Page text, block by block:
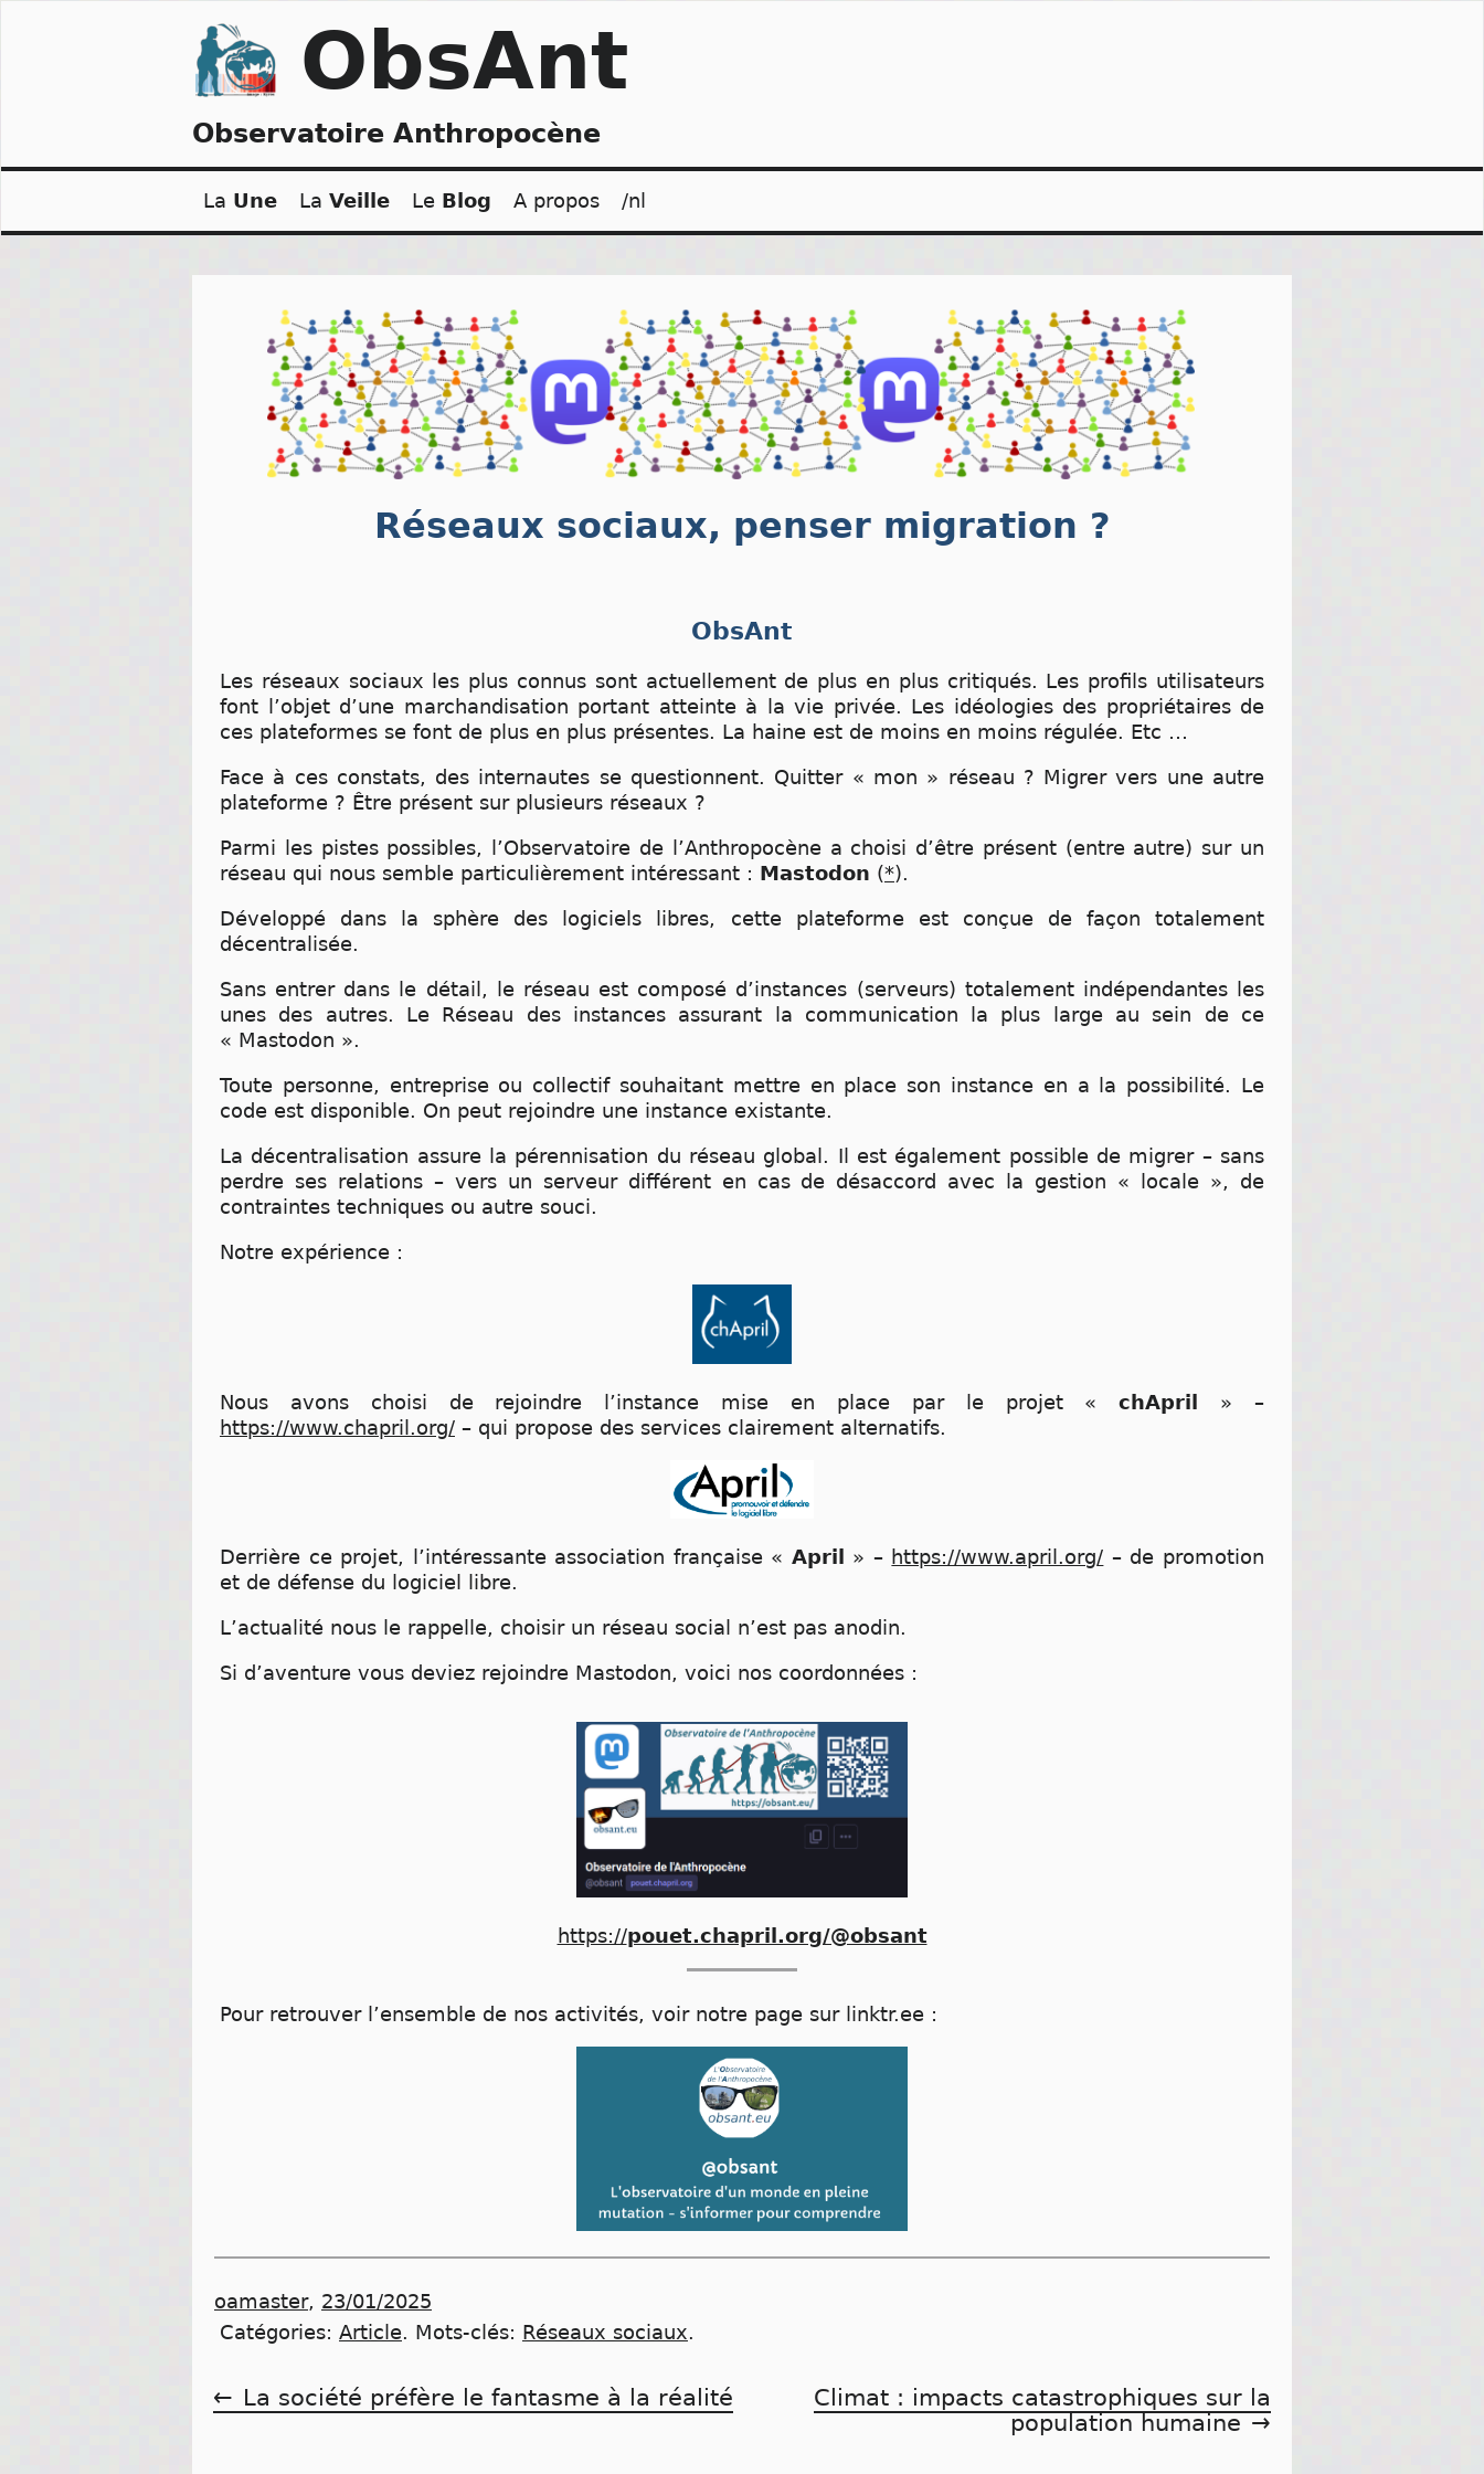
ObsAnt
Observatoire Anthropocène
La Une La Veille Le Blog A propos /nl
Réseaux sociaux, penser migration ?
ObsAnt
Les réseaux sociaux les plus connus sont actuellement de plus en plus critiqués. Les profils utilisateurs
font l’objet d’une marchandisation portant atteinte à la vie privée. Les idéologies des propriétaires de
ces plateformes se font de plus en plus présentes. La haine est de moins en moins régulée. Etc …
Face à ces constats, des internautes se questionnent. Quitter « mon » réseau ? Migrer vers une autre
plateforme ? Être présent sur plusieurs réseaux ?
Parmi les pistes possibles, l’Observatoire de l’Anthropocène a choisi d’être présent (entre autre) sur un
réseau qui nous semble particulièrement intéressant : Mastodon (*).
Développé dans la sphère des logiciels libres, cette plateforme est conçue de façon totalement
décentralisée.
Sans entrer dans le détail, le réseau est composé d’instances (serveurs) totalement indépendantes les
unes des autres. Le Réseau des instances assurant la communication la plus large au sein de ce
« Mastodon ».
Toute personne, entreprise ou collectif souhaitant mettre en place son instance en a la possibilité. Le
code est disponible. On peut rejoindre une instance existante.
La décentralisation assure la pérennisation du réseau global. Il est également possible de migrer – sans
perdre ses relations – vers un serveur différent en cas de désaccord avec la gestion « locale », de
contraintes techniques ou autre souci.
Notre expérience :
Nous avons choisi de rejoindre l’instance mise en place par le projet «chApril » –
https://www.chapril.org/ – qui propose des services clairement alternatifs.
Derrière ce projet, l’intéressante association française « April » – https://www.april.org/ – de promotion
et de défense du logiciel libre.
L’actualité nous le rappelle, choisir un réseau social n’est pas anodin.
Si d’aventure vous deviez rejoindre Mastodon, voici nos coordonnées :
https://pouet.chapril.org/@obsant
Pour retrouver l’ensemble de nos activités, voir notre page sur linktr.ee :
oamaster, 23/01/2025
Catégories: Article. Mots-clés: Réseaux sociaux.
Navigation
La société préfère le fantasme à la réalité
Climat : impacts catastrophiques sur la
population humaine